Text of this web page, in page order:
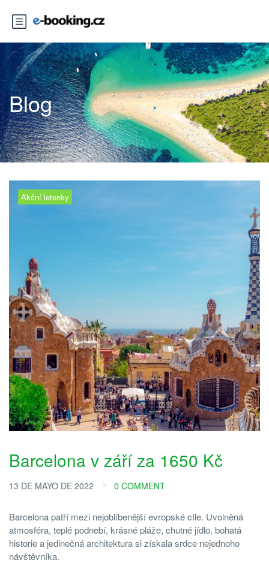
Blog
Akční letenky
Barcelona v září za 1650 Kč
13 DE MAYO DE 2022 0 COMMENT
Barcelona patří mezi nejoblíbenější evropské cíle. Uvolněná
atmosféra, teplé podnebí, krásné pláže, chutné jídlo, bohatá
historie a jedinečná architektura si získala srdce nejednoho
návštěvníka.